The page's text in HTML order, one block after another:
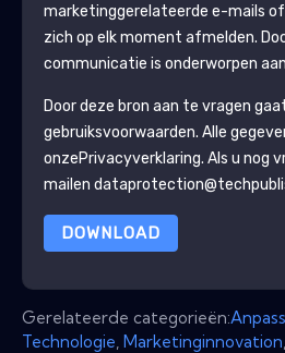
marketinggerelateerde e-mails
zich op elk moment afmelden.
communicatie is onderworpen
Door deze bron aan te vragen
gebruiksvoorwaarden. Alle
onzePrivacyverklaring. Als u nog
mailen
DOWNLOAD
Gerelateerde categorieën:
Technologie Marketinginnovation